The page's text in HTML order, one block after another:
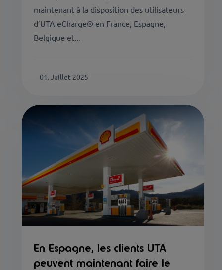
maintenant à la disposition des utilisateurs
d’UTA eCharge® en France, Espagne,
Belgique et...
01. Juillet 2025
En Espagne, les clients UTA
peuvent maintenant faire le